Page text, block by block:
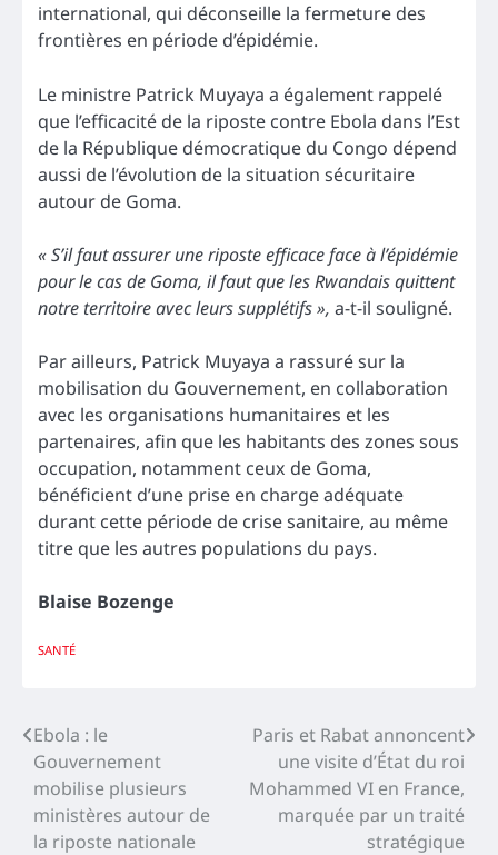
international, qui déconseille la fermeture des
frontières en période d’épidémie.
Le ministre Patrick Muyaya a également rappelé
que l’efficacité de la riposte contre Ebola dans l’Est
de la République démocratique du Congo dépend
aussi de l’évolution de la situation sécuritaire
autour de Goma.
« S’il faut assurer une riposte efficace face à l’épidémie
pour le cas de Goma, il faut que les Rwandais quittent
notre territoire avec leurs supplétifs », a-t-il souligné.
Par ailleurs, Patrick Muyaya a rassuré sur la
mobilisation du Gouvernement, en collaboration
avec les organisations humanitaires et les
partenaires, afin que les habitants des zones sous
occupation, notamment ceux de Goma,
bénéficient d’une prise en charge adéquate
durant cette période de crise sanitaire, au même
titre que les autres populations du pays.
Blaise Bozenge
SANTÉ
Navigation
de
l’article
Ebola : le
Gouvernement
mobilise plusieurs
ministères autour de
la riposte nationale
Paris et Rabat annoncent
une visite d’État du roi
Mohammed VI en France,
marquée par un traité
stratégique